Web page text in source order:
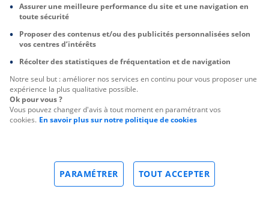
Assurer une meilleure performance du site et une navigation en
toute sécurité
Proposer des contenus et/ou des publicités personnalisées selon
vos centres d’intérêts
Récolter des statistiques de fréquentation et de navigation
Notre seul but : améliorer nos services en continu pour vous proposer une
expérience la plus qualitative possible.
Ok pour vous ?
Vous pouvez changer d'avis à tout moment en paramétrant vos
cookies. En savoir plus sur notre politique de cookies
TOUT ACCEPTER
PARAMÉTRER